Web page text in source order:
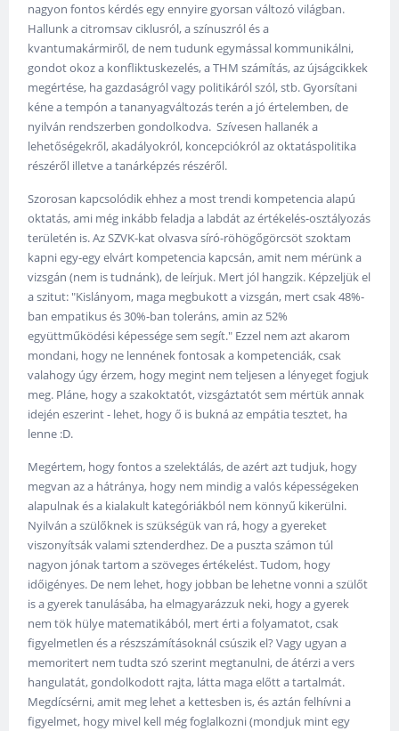
nagyon fontos kérdés egy ennyire gyorsan változó világban.
Hallunk a citromsav ciklusról, a színuszról és a
kvantumakármiről, de nem tudunk egymással kommunikálni,
gondot okoz a konfliktuskezelés, a THM számítás, az újságcikkek
megértése, ha gazdaságról vagy politikáról szól, stb. Gyorsítani
kéne a tempón a tananyagváltozás terén a jó értelemben, de
nyilván rendszerben gondolkodva. Szívesen hallanék a
lehetőségekről, akadályokról, koncepciókról az oktatáspolitika
részéről illetve a tanárképzés részéről.
Szorosan kapcsolódik ehhez a most trendi kompetencia alapú
oktatás, ami még inkább feladja a labdát az értékelés-osztályozás
területén is. Az SZVK-kat olvasva síró-röhögőgörcsöt szoktam
kapni egy-egy elvárt kompetencia kapcsán, amit nem mérünk a
vizsgán (nem is tudnánk), de leírjuk. Mert jól hangzik. Képzeljük el
a szitut: "Kislányom, maga megbukott a vizsgán, mert csak 48%-
ban empatikus és 30%-ban toleráns, amin az 52%
együttműködési képessége sem segít." Ezzel nem azt akarom
mondani, hogy ne lennének fontosak a kompetenciák, csak
valahogy úgy érzem, hogy megint nem teljesen a lényeget fogjuk
meg. Pláne, hogy a szakoktatót, vizsgáztatót sem mértük annak
idején eszerint - lehet, hogy ő is bukná az empátia tesztet, ha
lenne :D.
Megértem, hogy fontos a szelektálás, de azért azt tudjuk, hogy
megvan az a hátránya, hogy nem mindig a valós képességeken
alapulnak és a kialakult kategóriákból nem könnyű kikerülni.
Nyilván a szülőknek is szükségük van rá, hogy a gyereket
viszonyítsák valami sztenderdhez. De a puszta számon túl
nagyon jónak tartom a szöveges értékelést. Tudom, hogy
időigényes. De nem lehet, hogy jobban be lehetne vonni a szülőt
is a gyerek tanulásába, ha elmagyarázzuk neki, hogy a gyerek
nem tök hülye matematikából, mert érti a folyamatot, csak
figyelmetlen és a részszámításoknál csúszik el? Vagy ugyan a
memoritert nem tudta szó szerint megtanulni, de átérzi a vers
hangulatát, gondolkodott rajta, látta maga előtt a tartalmát.
Megdícsérni, amit meg lehet a kettesben is, és aztán felhívni a
figyelmet, hogy mivel kell még foglalkozni (mondjuk mint egy